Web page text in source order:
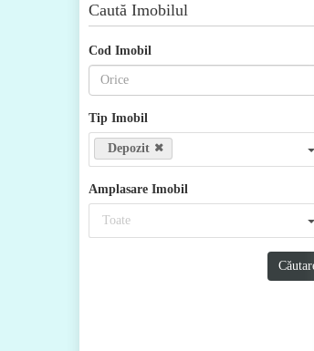
Caută Imobilul
Cod Imobil
Tip Imobil
Depozit
Amplasare Imobil
Toate